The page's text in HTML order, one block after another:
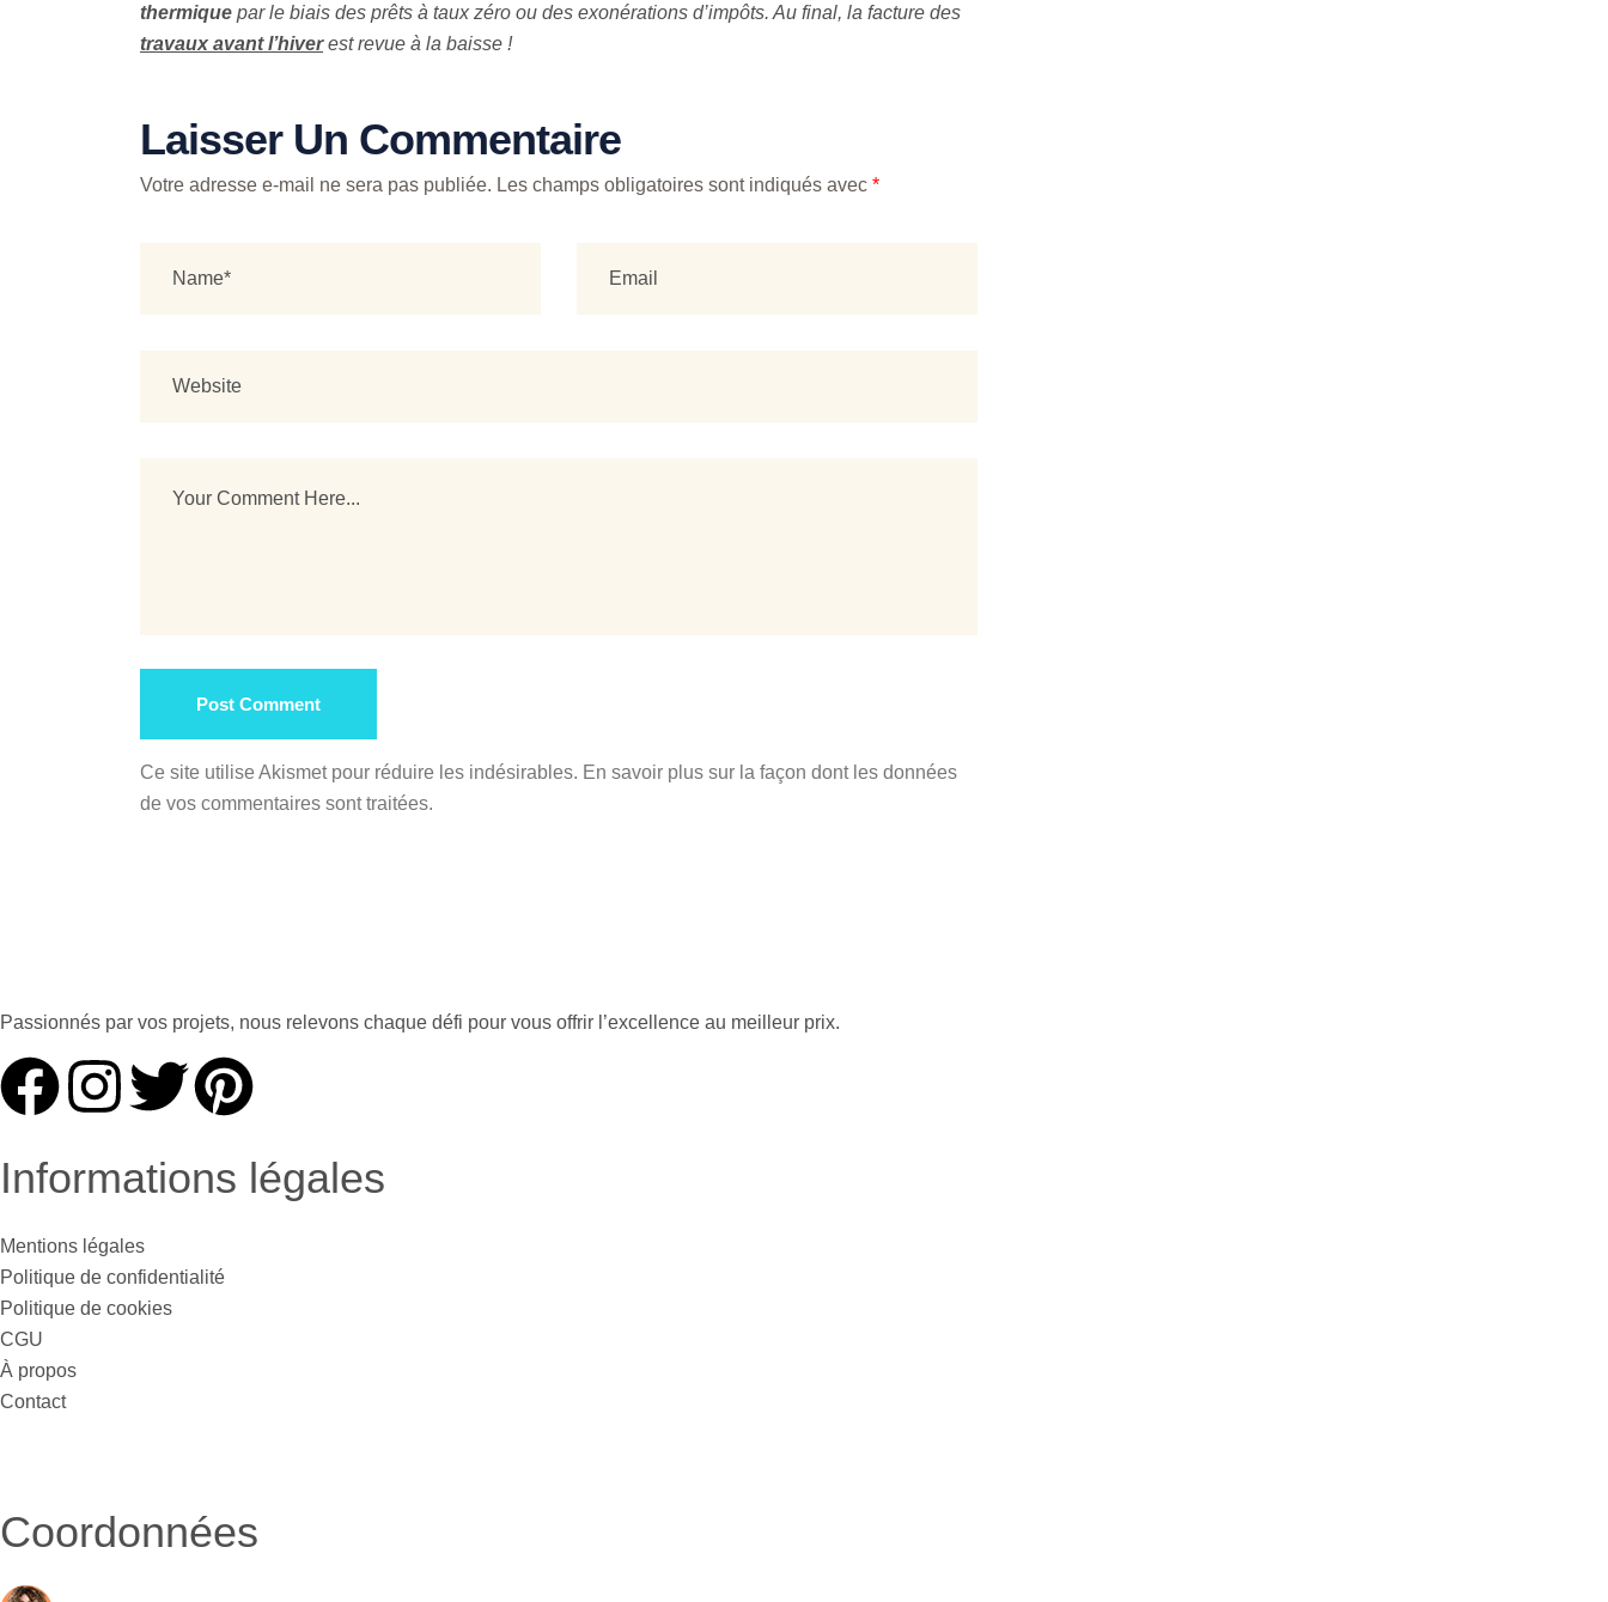
thermique par le biais des prêts à taux zéro ou des exonérations d’impôts. Au final, la facture des
travaux avant l’hiverest revue à la baisse !
Laisser Un Commentaire
Votre adresse e-mail ne sera pas publiée. Les champs obligatoires sont indiqués avec *
Post Comment
Ce site utilise Akismet pour réduire les indésirables. En savoir plus sur la façon dont les données
de vos commentaires sont traitées.
Passionnés par vos projets, nous relevons chaque défi pour vous offrir l’excellence au meilleur prix.
Informations légales
Mentions légales
Politique de confidentialité
Politique de cookies
CGU
À propos
Contact
Coordonnées